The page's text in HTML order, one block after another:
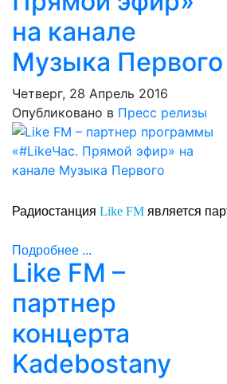
на канале
Музыка Первого
Четверг, 28 Апрель 2016
Опубликовано в Пресс релизы
Радиостанция Like FM является
Подробнее ...
Like FM –
партнер
концерта
Kadebostany